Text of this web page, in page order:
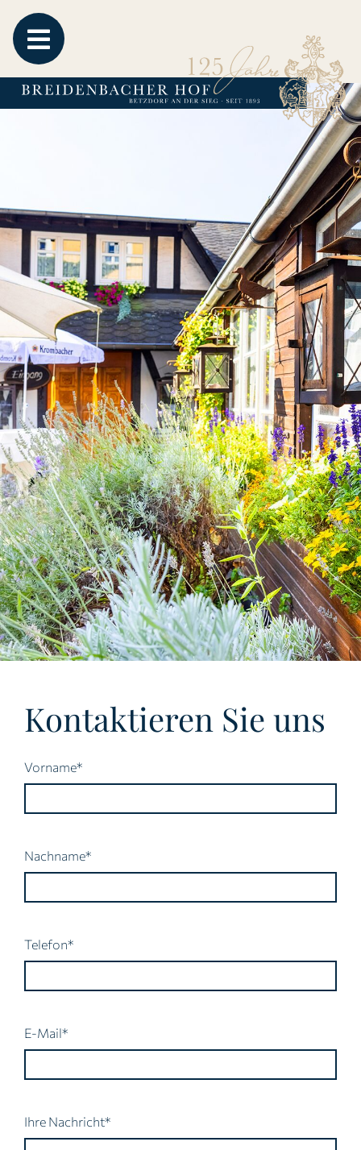
Kontaktieren Sie uns
Pflichtfeld
Vorname*
Pflichtfeld
Nachname*
Pflichtfeld
Telefon*
Pflichtfeld
E-Mail*
Pflichtfeld
Ihre Nachricht*